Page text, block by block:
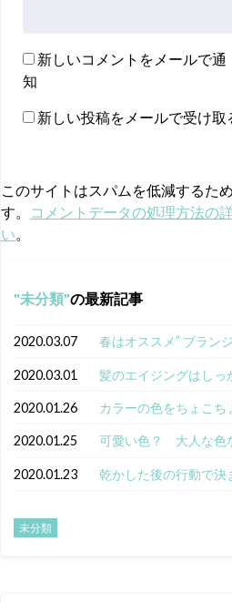
新しいコメントをメールで通
知
新しい投稿をメールで受け取
このサイトはスパムを低減するた
す。
コメントデータの処理方法の
い
未分類 の最新記事
2020.03.07 春はオススメ” ブラン
2020.03.01 髪のエイジングはしっ
2020.01.26 カラーの色をちょこち
2020.01.25 可愛い色？ 大人な色
2020.01.23 乾かした後の行動で決
未分類